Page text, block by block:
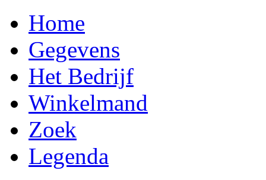
Home
Gegevens
Het Bedrijf
Winkelmand
Zoek
Legenda